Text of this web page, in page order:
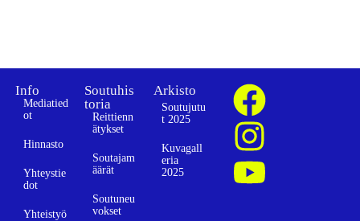
Info
Mediatied
ot
Hinnasto
Yhteystie
dot
Yhteistyö
Soutuhis
toria
Reittienn
ätykset
Soutajam
äärät
Soutuneu
vokset
Arkisto
Soutujutu
t 2025
Kuvagall
eria
2025